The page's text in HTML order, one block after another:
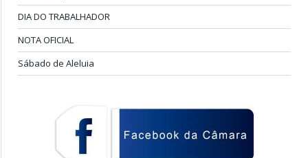
DIA DO TRABALHADOR
NOTA OFICIAL
Sábado de Aleluia